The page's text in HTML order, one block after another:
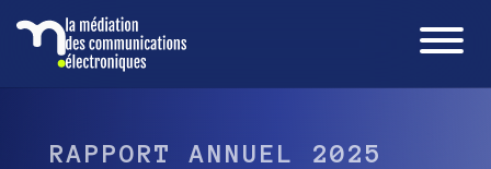
RAPPORT ANNUEL 2025